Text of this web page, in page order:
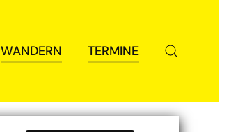
WANDERN TERMINE